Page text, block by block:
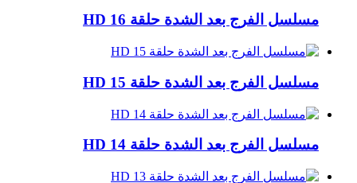
مسلسل الفرج بعد الشدة حلقة 16 HD
مسلسل الفرج بعد الشدة حلقة 15 HD
مسلسل الفرج بعد الشدة حلقة 14 HD